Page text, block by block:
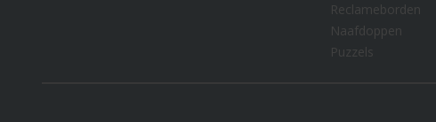
Reclameborden
Naafdoppen
Puzzels